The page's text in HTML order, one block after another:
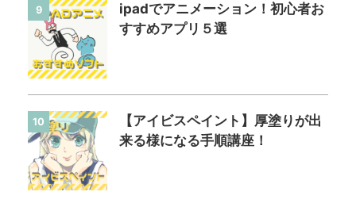
9
ipadでアニメーション！初心者お
すすめアプリ５選
10
【アイビスペイント】厚塗りが出
来る様になる手順講座！